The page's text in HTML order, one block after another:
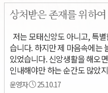
상처받은 존재를 위하
저는 모태신앙도 아니고, 특
습니다. 하지만 제 마음속에는
있었습니다. 신앙생활을 해오
인내해야만 하는 순간도 많았
운영자 25.10.17